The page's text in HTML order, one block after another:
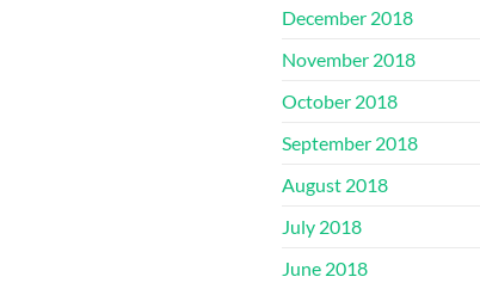
December 2018
November 2018
October 2018
September 2018
August 2018
July 2018
June 2018